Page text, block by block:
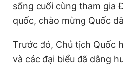
sống cuối cùng tham gia
quốc, chào mừng Quốc
Trước đó, Chủ tịch Quốc
và các đại biểu đã dâng